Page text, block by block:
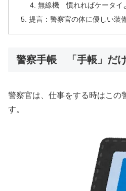
無線機 慣れればケータイ
提言：警察官の体に優しい装
警察手帳 「手帳」だ
警察官は、仕事をする時はこの
す。